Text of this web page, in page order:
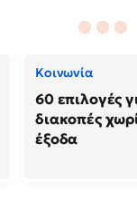
Κοινωνία
60 επιλογές
διακοπές
έξοδα